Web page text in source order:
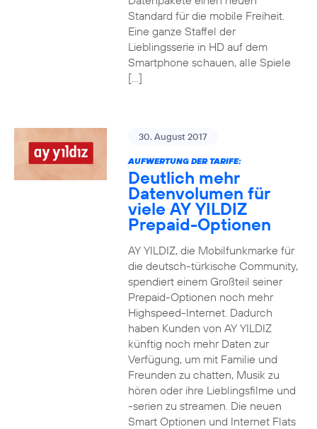
Standard für die mobile Freiheit.
Eine ganze Staffel der
Lieblingsserie in HD auf dem
Smartphone schauen, alle Spiele
[…]
30. August 2017
AUFWERTUNG DER TARIFE:
Deutlich mehr
Datenvolumen für
viele AY YILDIZ
Prepaid-Optionen
AY YILDIZ, die Mobilfunkmarke für
die deutsch-türkische Community,
spendiert einem Großteil seiner
Prepaid-Optionen noch mehr
Highspeed-Internet. Dadurch
haben Kunden von AY YILDIZ
künftig noch mehr Daten zur
Verfügung, um mit Familie und
Freunden zu chatten, Musik zu
hören oder ihre Lieblingsfilme und
-serien zu streamen. Die neuen
Smart Optionen und Internet Flats